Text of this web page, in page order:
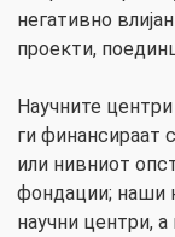
негативно
проекти,
Научните
ги финансираат
или нивниот
фондации; наши
научни центри,